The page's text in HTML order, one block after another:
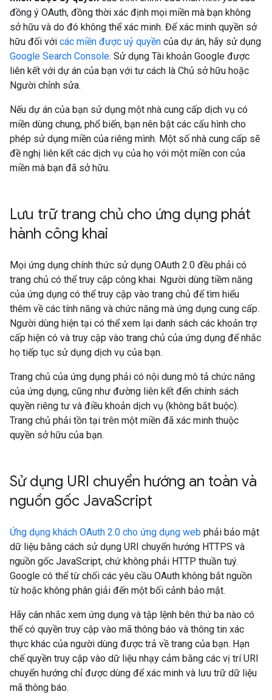
đồng ý OAuth, đồng thời xác định mọi miền mà bạn không
sở hữu và do đó không thể xác minh. Để xác minh quyền sở
hữu đối với các miền được uỷ quyền của dự án, hãy sử dụng
Google Search Console. Sử dụng Tài khoản Google được
liên kết với dự án của bạn với tư cách là Chủ sở hữu hoặc
Người chỉnh sửa.
Nếu dự án của bạn sử dụng một nhà cung cấp dịch vụ có
miền dùng chung, phổ biến, bạn nên bật các cấu hình cho
phép sử dụng miền của riêng mình. Một số nhà cung cấp sẽ
đề nghị liên kết các dịch vụ của họ với một miền con của
miền mà bạn đã sở hữu.
Lưu trữ trang chủ cho ứng dụng phát
hành công khai
Mọi ứng dụng chính thức sử dụng OAuth 2.0 đều phải có
trang chủ có thể truy cập công khai. Người dùng tiềm năng
của ứng dụng có thể truy cập vào trang chủ để tìm hiểu
thêm về các tính năng và chức năng mà ứng dụng cung cấp.
Người dùng hiện tại có thể xem lại danh sách các khoản trợ
cấp hiện có và truy cập vào trang chủ của ứng dụng để nhắc
họ tiếp tục sử dụng dịch vụ của bạn.
Trang chủ của ứng dụng phải có nội dung mô tả chức năng
của ứng dụng, cũng như đường liên kết đến chính sách
quyền riêng tư và điều khoản dịch vụ (không bắt buộc).
Trang chủ phải tồn tại trên một miền đã xác minh thuộc
quyền sở hữu của bạn.
Sử dụng URI chuyển hướng an toàn và
nguồn gốc JavaScript
Ứng dụng khách OAuth 2.0 cho ứng dụng web phải bảo mật
dữ liệu bằng cách sử dụng URI chuyển hướng HTTPS và
nguồn gốc JavaScript, chứ không phải HTTP thuần tuý.
Google có thể từ chối các yêu cầu OAuth không bắt nguồn
từ hoặc không phân giải đến một bối cảnh bảo mật.
Hãy cân nhắc xem ứng dụng và tập lệnh bên thứ ba nào có
thể có quyền truy cập vào mã thông báo và thông tin xác
thực khác của người dùng được trả về trang của bạn. Hạn
chế quyền truy cập vào dữ liệu nhạy cảm bằng các vị trí URI
chuyển hướng chỉ được dùng để xác minh và lưu trữ dữ liệu
mã thông báo.